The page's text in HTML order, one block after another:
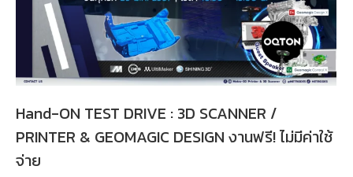
Hand-ON TEST DRIVE : 3D SCANNER /
PRINTER & GEOMAGIC DESIGN งานฟรี! ไม่มีค่าใช้
จ่าย